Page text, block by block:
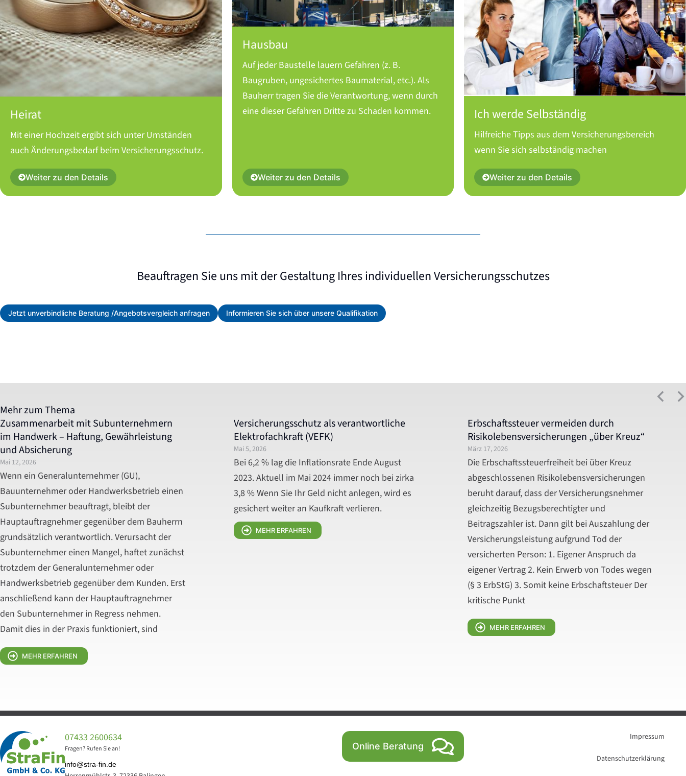
Heirat
Mit einer Hochzeit ergibt sich unter Umständen
auch Änderungsbedarf beim Versicherungsschutz.
Weiter zu den Details
Hausbau
Auf jeder Baustelle lauern Gefahren (z. B.
Baugruben, ungesichertes Baumaterial, etc.). Als
Bauherr tragen Sie die Verantwortung, wenn durch
eine dieser Gefahren Dritte zu Schaden kommen.
Weiter zu den Details
Ich werde Selbständig
Hilfreiche Tipps aus dem Versicherungsbereich
wenn Sie sich selbständig machen
Weiter zu den Details
Beauftragen Sie uns mit der Gestaltung Ihres individuellen Versicherungsschutzes
Jetzt unverbindliche Beratung /Angebotsvergleich anfragen Informieren Sie sich über unsere Qualifikation
Mehr zum Thema
Zusammenarbeit mit Subunternehmern
im Handwerk – Haftung, Gewährleistung
und Absicherung
Mai 12, 2026
Wenn ein Generalunternehmer (GU),
Bauunternehmer oder Handwerksbetrieb einen
Subunternehmer beauftragt, bleibt der
Hauptauftragnehmer gegenüber dem Bauherrn
grundsätzlich verantwortlich. Verursacht der
Subunternehmer einen Mangel, haftet zunächst
trotzdem der Generalunternehmer oder
Handwerksbetrieb gegenüber dem Kunden. Erst
anschließend kann der Hauptauftragnehmer
den Subunternehmer in Regress nehmen.
Damit dies in der Praxis funktioniert, sind
MEHR ERFAHREN
Versicherungsschutz als verantwortliche
Elektrofachkraft (VEFK)
Mai 5, 2026
Bei 6,2 % lag die Inflationsrate Ende August
2023. Aktuell im Mai 2024 immer noch bei zirka
3,8 % Wenn Sie Ihr Geld nicht anlegen, wird es
gesichert weiter an Kaufkraft verlieren.
MEHR ERFAHREN
Erbschaftssteuer vermeiden durch
Risikolebensversicherungen „über Kreuz“
März 17, 2026
Die Erbschaftssteuerfreiheit bei über Kreuz
abgeschlossenen Risikolebensversicherungen
beruht darauf, dass der Versicherungsnehmer
gleichzeitig Bezugsberechtigter und
Beitragszahler ist. Dann gilt bei Auszahlung der
Versicherungsleistung aufgrund Tod der
versicherten Person: 1. Eigener Anspruch da
eigener Vertrag 2. Kein Erwerb von Todes wegen
(§ 3 ErbStG) 3. Somit keine Erbschaftsteuer Der
kritische Punkt
MEHR ERFAHREN
07433 2600634
Fragen? Rufen Sie an!
info@stra-fin.de
Online Beratung
Impressum
Datenschutzerklärung